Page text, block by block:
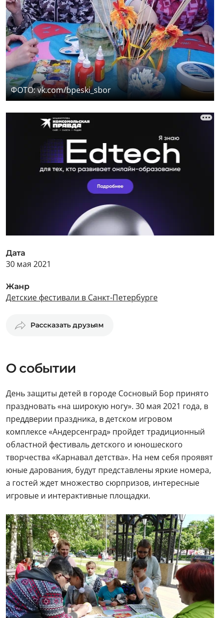
ФОТО: vk.com/bpeski_sbor
Дата
30 мая 2021
Жанр
Детские фестивали в Санкт-Петербурге
Рассказать друзьям
О событии
День защиты детей в городе Сосновый Бор принято
праздновать «на широкую ногу». 30 мая 2021 года, в
преддверии праздника, в детском игровом
комплексе «Андерсенград» пройдет традиционный
областной фестиваль детского и юношеского
творчества «Карнавал детства». На нем себя проявят
юные дарования, будут представлены яркие номера,
а гостей ждет множество сюрпризов, интересные
игровые и интерактивные площадки.